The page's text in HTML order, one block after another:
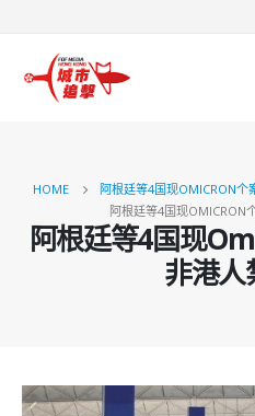
HOME 阿根廷等4国现OMICRON个
阿根廷等4国现OMICRON
阿根廷等4国现
非港人